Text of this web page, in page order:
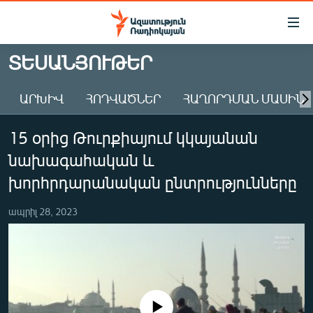
Մատչելիության
Անցնել
հիմնական
Անցնել
հիմնական
մենյուին
Որոնում
ԱԶԱՏՈՒԹՅՈՒՆ TV
ՀԱՅԱՍՏԱՆ
ԸՆՏՐՈՒԹՅՈՒՆՆԵՐ 2026
ԻՐԱՎՈՒՆՔ
ՏՆՏԵՍՈՒԹՅՈՒՆ
ՏԱՐԱԾԱՇՐՋԱՆ
ՏԵՍԱՆՅՈՒԹԵՐ
ԱՐԽԻՎ ՀՈԴՎԱԾՆԵՐ ՀԱՂՈՐԴՄԱՆ ՄԱՍԻՆ
15 օրից Թուրքիայում կկայանան
նախագահական և
խորհրդարանական ընտրությունները
ապրիլ 28, 2023
No media source currently available